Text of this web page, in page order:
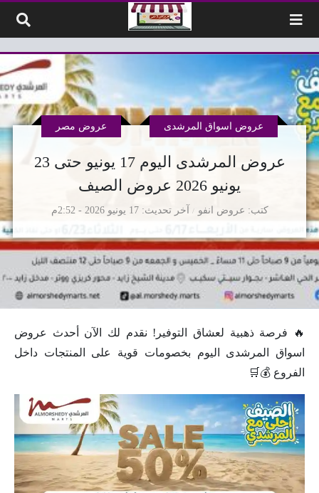
عروض المرشدى اليوم 17 يونيو حتى 23
يونيو 2026 عروض الصيف
كتب عروض انفو
عروض اسواق المرشدى عروض مصر
آخر تحديث 17 يونيو 2026 - 2:52م
🔥 فرصة ذهبية لعشاق التوفير! نقدم لك الآن أحدث عروض
اسواق المرشدى اليوم بخصومات قوية على المنتجات داخل
الفروع 💰🛒